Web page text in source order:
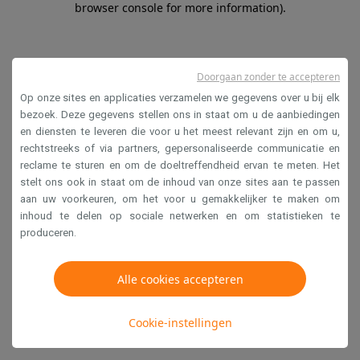
browser console for more information).
Op onze sites en applicaties verzamelen we gegevens over u bij elk
bezoek. Deze gegevens stellen ons in staat om u de aanbiedingen
en diensten te leveren die voor u het meest relevant zijn en om u,
rechtstreeks of via partners, gepersonaliseerde communicatie en
reclame te sturen en om de doeltreffendheid ervan te meten. Het
stelt ons ook in staat om de inhoud van onze sites aan te passen
aan uw voorkeuren, om het voor u gemakkelijker te maken om
inhoud te delen op sociale netwerken en om statistieken te
produceren.
Alle cookies accepteren
Cookie-instellingen
Doorgaan zonder te accepteren